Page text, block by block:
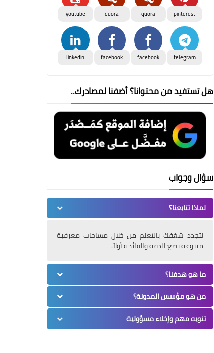
pinterest
quora
quora
youtube
telegram
facebook
facebook
linkedin
هل تستفيد من محتوانا؟ أضفنا لمصادرك..
سؤال وجواب
لماذا تتابعنا؟
لتجدد شغفك بالتعلم من خلال مساحات معرفية
متنوعة تضع الدقة والفائدة أولاً.
ما هو هدفنا؟
من هو مؤسس المدونة؟
تنويه مهم وإخلاء مسؤولية